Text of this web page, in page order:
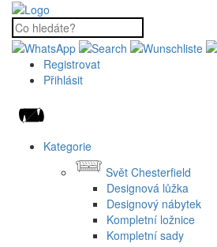
Registrovat
Přihlásit
Kategorie
Svět Chesterfield
Designová lůžka
Designový nábytek
Kompletní ložnice
Kompletní sady